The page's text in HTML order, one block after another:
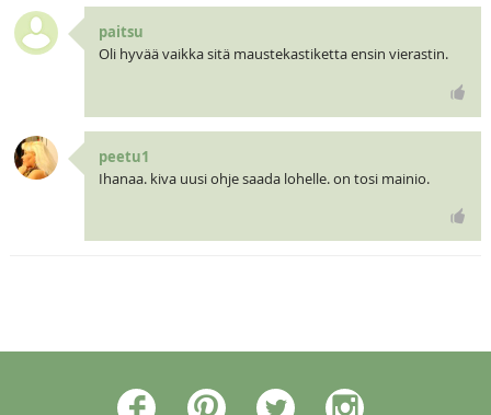
paitsu
Oli hyvää vaikka sitä maustekastiketta ensin vierastin.
peetu1
Ihanaa. kiva uusi ohje saada lohelle. on tosi mainio.